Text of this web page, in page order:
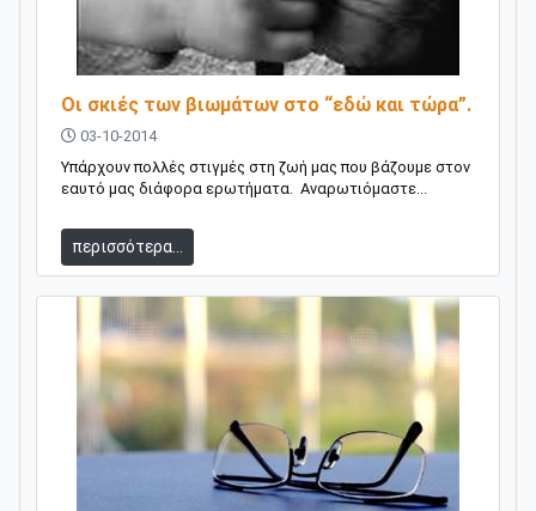
Οι σκιές των βιωμάτων στο “εδώ και τώρα”.
03-10-2014
Υπάρχουν πολλές στιγμές στη ζωή μας που βάζουμε στον
εαυτό μας διάφορα ερωτήματα. Αναρωτιόμαστε...
περισσότερα...